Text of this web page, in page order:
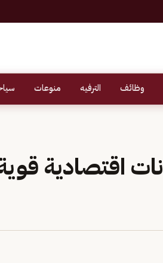
وظائف الترفيه منوعات
اقتصادية